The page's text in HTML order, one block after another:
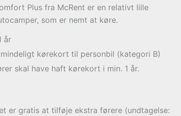
Plus fra McRent er en relativt lille
som er nemt at køre.
år
kørekort til personbil (kategori B)
skal have haft kørekort i min. 1 år.
er gratis at tilføje ekstra førere (undtagelse: